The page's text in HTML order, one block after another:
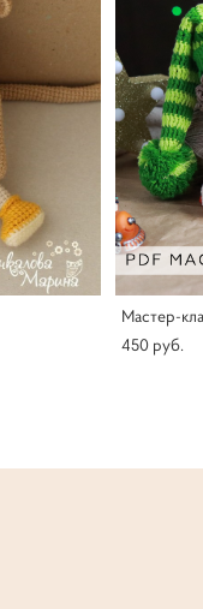
Мастер-
450 pуб.